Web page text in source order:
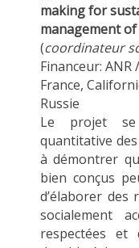
making for
management
(coordinateur
Financeur:
France,
Le projet
quantitative
à démontrer
bien conçus
d’élaborer des
socialement
respectées